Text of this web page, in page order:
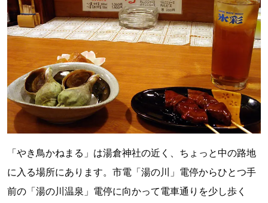
「やき鳥かねまる」は湯倉神社の近く、ちょっと中の路地
に入る場所にあります。市電「湯の川」電停からひとつ手
前の「湯の川温泉」電停に向かって電車通りを少し歩く